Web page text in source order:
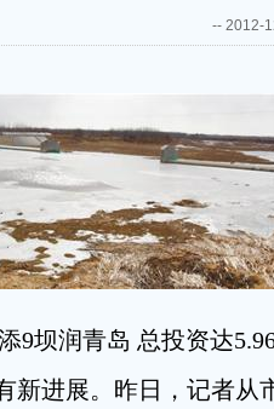
-- 2012-
9坝润青岛 总投资达
进展。昨日，记者从